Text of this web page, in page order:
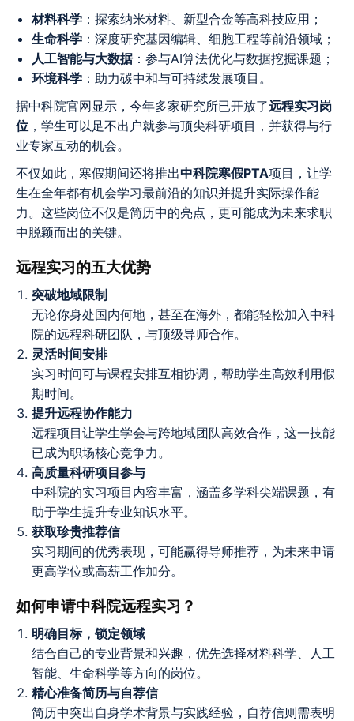
材料科学 ：探索纳米材料、新型合金等高科技应用；
生命科学 ：深度研究基因编辑、细胞工程等前沿领域；
人工智能与大数据：参与AI算法优化与数据挖掘课题；
环境科学 ：助力碳中和与可持续发展项目。
据中科院官网显示，今年多家研究所已开放了远程实习岗
位 ，学生可以足不出户就参与顶尖科研项目，并获得与行
业专家互动的机会。
不仅如此，寒假期间还将推出中科院寒假PTA项目，让学
生在全年都有机会学习最前沿的知识并提升实际操作能
力。这些岗位不仅是简历中的亮点，更可能成为未来求职
中脱颖而出的关键。
远程实习的五大优势
突破地域限制
无论你身处国内何地，甚至在海外，都能轻松加入中科
院的远程科研团队，与顶级导师合作。
灵活时间安排
实习时间可与课程安排互相协调，帮助学生高效利用假
期时间。
提升远程协作能力
远程项目让学生学会与跨地域团队高效合作，这一技能
已成为职场核心竞争力。
高质量科研项目参与
中科院的实习项目内容丰富，涵盖多学科尖端课题，有
助于学生提升专业知识水平。
获取珍贵推荐信
实习期间的优秀表现，可能赢得导师推荐，为未来申请
更高学位或高薪工作加分。
如何申请中科院远程实习？
明确目标，锁定领域
结合自己的专业背景和兴趣，优先选择材料科学、人工
智能、生命科学等方向的岗位。
精心准备简历与自荐信
简历中突出自身学术背景与实践经验，自荐信则需表明